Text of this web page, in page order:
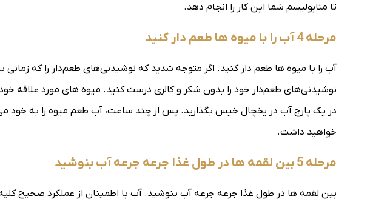
تا متابولیسم شما این کار را انجام دهد.
مرحله 4 آب را با میوه ها طعم دار کنید
آب را با میوه ها طعم دار کنید. اگر متوجه شدید که نوشیدنی‌های طعم‌دار را که زمانی
نوشیدنی‌های طعم‌دار خود را بدون شکر و کالری درست کنید. میوه های مورد علاقه خود
در یک پارچ آب در یخچال خیس بگذارید. پس از چند ساعت، آب طعم میوه را به خود
خواهید داشت.
مرحله 5 بین لقمه ها در طول غذا جرعه جرعه آب بنوشید
بین لقمه ها در طول غذا جرعه جرعه آب بنوشید. آب با اطمینان از عملکرد صحیح